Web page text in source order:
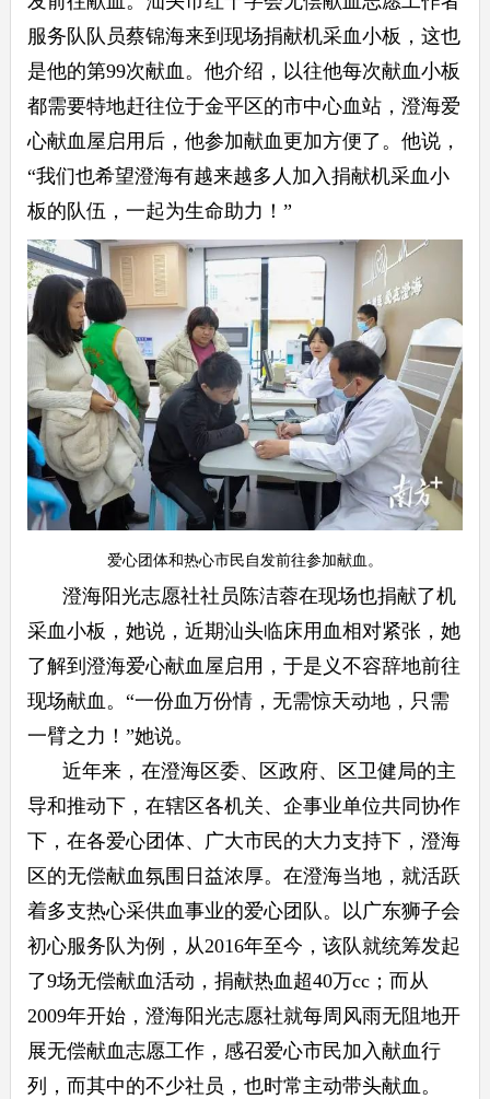
服务队队员蔡锦海来到现场捐献机采血小板，这也
是他的第99次献血。他介绍，以往他每次献血小板
都需要特地赶往位于金平区的市中心血站，澄海爱
心献血屋启用后，他参加献血更加方便了。他说，
“我们也希望澄海有越来越多人加入捐献机采血小
板的队伍，一起为生命助力！”
爱心团体和热心市民自发前往参加献血。
澄海阳光志愿社社员陈洁蓉在现场也捐献了机
采血小板，她说，近期汕头临床用血相对紧张，她
了解到澄海爱心献血屋启用，于是义不容辞地前往
现场献血。“一份血万份情，无需惊天动地，只需
一臂之力！”她说。
近年来，在澄海区委、区政府、区卫健局的主
导和推动下，在辖区各机关、企事业单位共同协作
下，在各爱心团体、广大市民的大力支持下，澄海
区的无偿献血氛围日益浓厚。在澄海当地，就活跃
着多支热心采供血事业的爱心团队。以广东狮子会
初心服务队为例，从2016年至今，该队就统筹发起
了9场无偿献血活动，捐献热血超40万cc；而从
2009年开始，澄海阳光志愿社就每周风雨无阻地开
展无偿献血志愿工作，感召爱心市民加入献血行
列，而其中的不少社员，也时常主动带头献血。